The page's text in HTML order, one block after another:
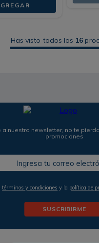
Has visto todos los 16
a nuestro newsletter, no te
promociones
términos y condiciones y la política de
SUSCRIBIRME